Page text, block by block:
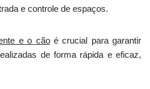
e controle de espaços.
e o cãoé crucial para garantir
de forma rápida e eficaz,